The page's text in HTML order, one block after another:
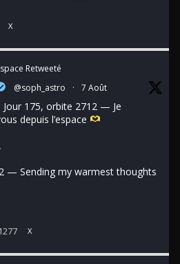
X
Retweeté
@soph_astro · 7 Août
Jour 175, orbite 2712 — Je
depuis l’espace
— Sending my warmest thoughts
1277 X